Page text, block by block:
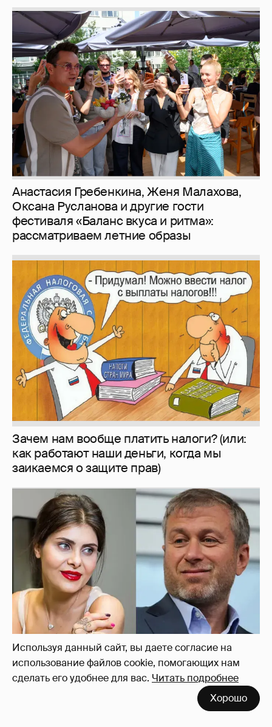
Используя данный сайт, вы даете согласие на
использование файлов cookie, помогающих нам
сделать его удобнее для вас. Читать подробнее
Хорошо
Анастасия Гребенкина, Женя Малахова,
Оксана Русланова и другие гости
фестиваля «Баланс вкуса и ритма»:
рассматриваем летние образы
Зачем нам вообще платить налоги? (или:
как работают наши деньги, когда мы
заикаемся о защите прав)
И снова невеста 357